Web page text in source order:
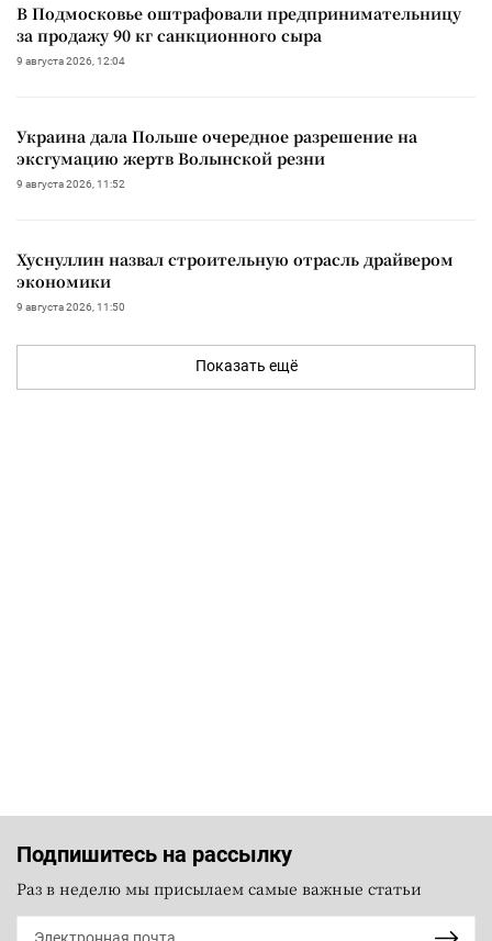
В Подмосковье оштрафовали предпринимательницу
за продажу 90 кг санкционного сыра
9 августа 2026, 12:04
Украина дала Польше очередное разрешение на
эксгумацию жертв Волынской резни
9 августа 2026, 11:52
Хуснуллин назвал строительную отрасль драйвером
экономики
9 августа 2026, 11:50
Показать ещё
Подпишитесь на рассылку
Раз в неделю мы присылаем самые важные статьи